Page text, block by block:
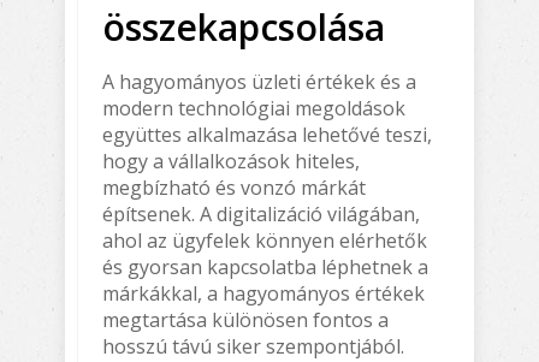
összekapcsolása
A hagyományos üzleti értékek és a
modern technológiai megoldások
együttes alkalmazása lehetővé teszi,
hogy a vállalkozások hiteles,
megbízható és vonzó márkát
építsenek. A digitalizáció világában,
ahol az ügyfelek könnyen elérhetők
és gyorsan kapcsolatba léphetnek a
márkákkal, a hagyományos értékek
megtartása különösen fontos a
hosszú távú siker szempontjából.